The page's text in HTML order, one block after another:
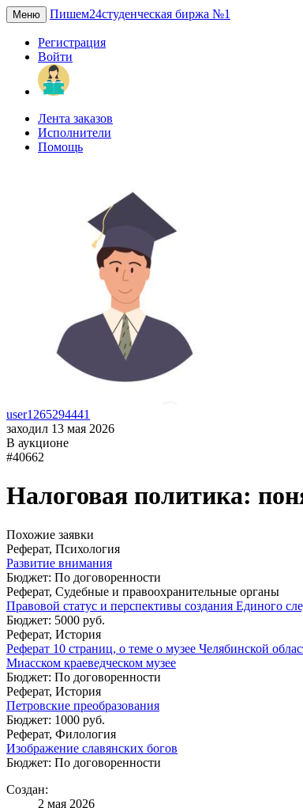
Меню Пишем24студенческая биржа №1
Регистрация
Войти
Лента заказов
Исполнители
Помощь
user1265294441
заходил 13 мая 2026
В аукционе
#40662
Налоговая политика:
Похожие заявки
Реферат, Психология
Развитие внимания
Бюджет: По договоренности
Реферат, Судебные и правоохранительные органы
Правовой статус и перспективы создания Единого
Бюджет: 5000 руб.
Реферат, История
Реферат 10 страниц, о теме о музее Челябинской
Миасском краеведческом музее
Бюджет: По договоренности
Реферат, История
Петровские преобразования
Бюджет: 1000 руб.
Реферат, Филология
Изображение славянских богов
Бюджет: По договоренности
Создан:
2 мая 2026